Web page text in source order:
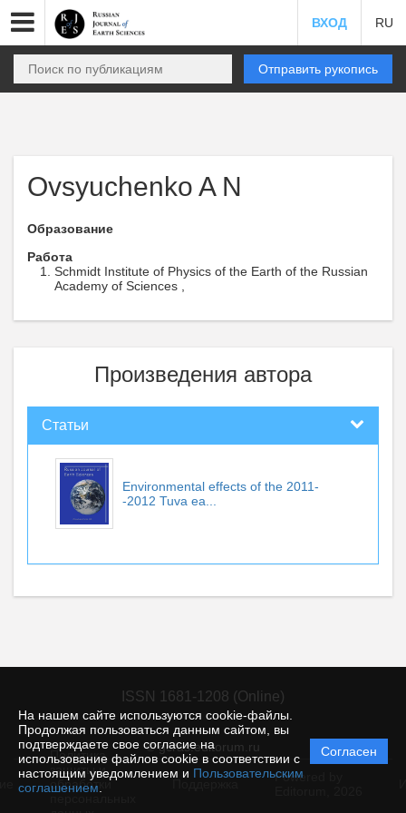
На нашем сайте используются cookie-файлы.
Продолжая пользоваться данным сайтом, вы
подтверждаете свое согласие на
использование файлов cookie в соответствии с
настоящим уведомлением и Пользовательским
соглашением
Согласен
ВХОД RU
Отправить рукопись
Ovsyuchenko A N
Образование
Работа
Schmidt Institute of Physics of the Earth of the Russian
Academy of Sciences ,
Произведения автора
Статьи
Environmental effects of the 2011-
-2012 Tuva ea...
ISSN 1681-1208 (Online)
© gcras.editorum.ru
Политика
защиты и
обработки
Powered by